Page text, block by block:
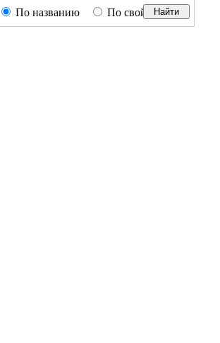
По названию По свойствам
Найти